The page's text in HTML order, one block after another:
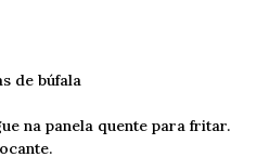
de búfala
na panela quente para fritar.